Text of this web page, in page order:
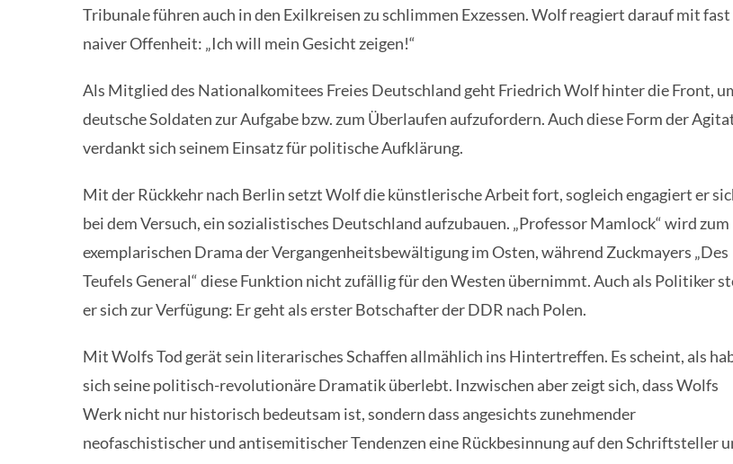
Tribunale führen auch in den Exilkreisen zu schlimmen Exzessen. Wolf reagiert darauf mit fast
naiver Offenheit: „Ich will mein Gesicht zeigen!“
Als Mitglied des Nationalkomitees Freies Deutschland geht Friedrich Wolf hinter die Front,
deutsche Soldaten zur Aufgabe bzw. zum Überlaufen aufzufordern. Auch diese Form der
verdankt sich seinem Einsatz für politische Aufklärung.
Mit der Rückkehr nach Berlin setzt Wolf die künstlerische Arbeit fort, sogleich engagiert er
bei dem Versuch, ein sozialistisches Deutschland aufzubauen. „Professor Mamlock“ wird zum
exemplarischen Drama der Vergangenheitsbewältigung im Osten, während Zuckmayers „Des
Teufels General“ diese Funktion nicht zufällig für den Westen übernimmt. Auch als Politiker
er sich zur Verfügung: Er geht als erster Botschafter der DDR nach Polen.
Mit Wolfs Tod gerät sein literarisches Schaffen allmählich ins Hintertreffen. Es scheint, als
sich seine politisch-revolutionäre Dramatik überlebt. Inzwischen aber zeigt sich, dass Wolfs
Werk nicht nur historisch bedeutsam ist, sondern dass angesichts zunehmender
neofaschistischer und antisemitischer Tendenzen eine Rückbesinnung auf den Schriftsteller